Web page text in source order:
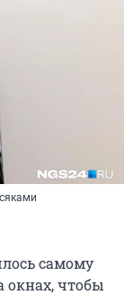
самому
окнах, чтобы